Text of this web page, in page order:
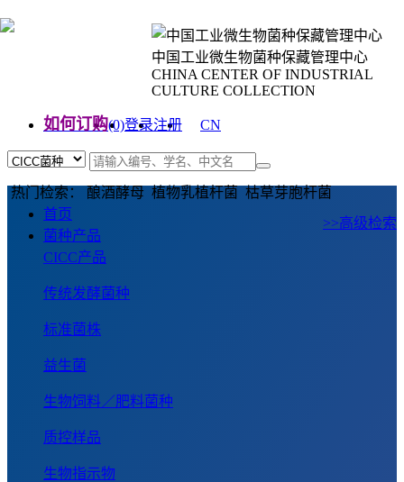
中国工业微生物菌种保藏管理中心
CHINA CENTER OF INDUSTRIAL
CULTURE COLLECTION
如何订购(0)登录注册
CN
热门检索： 酿酒酵母 植物乳植杆菌 枯草芽胞杆菌
>>高级检索
首页
菌种产品
CICC产品
传统发酵菌种
标准菌株
益生菌
生物饲料／肥料菌种
质控样品
生物指示物